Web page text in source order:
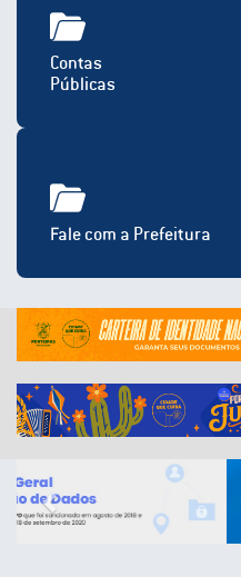
Contas
Públicas
Fale com a Prefeitura
Previous